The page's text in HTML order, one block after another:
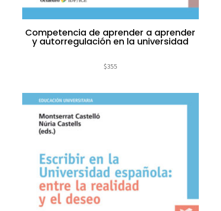
Competencia de aprender a aprender
y autorregulación en la universidad
$355